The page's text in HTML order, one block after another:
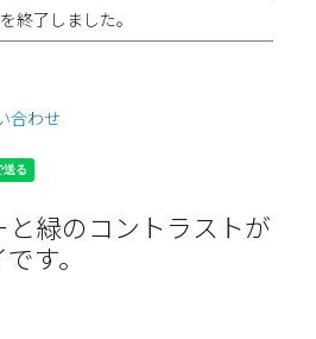
終了しました。
合わせ
緑のコントラストが
す。